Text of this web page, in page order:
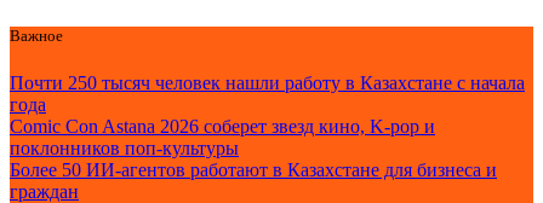
Перейти
содержанию
Важное
Почти 250 тысяч человек нашли работу в Казахстане с начала
года
Comic Con Astana 2026 соберет звезд кино, K-pop и
поклонников поп-культуры
Более 50 ИИ-агентов работают в Казахстане для бизнеса и
граждан